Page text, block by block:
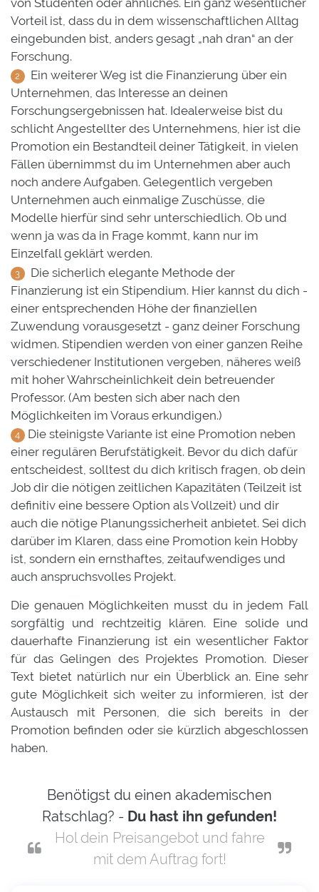
Vorteil ist, dass du in dem wissenschaftlichen Alltag
eingebunden bist, anders gesagt „nah dran“ an der
Forschung.
Ein weiterer Weg ist die Finanzierung über ein
Unternehmen, das Interesse an deinen
Forschungsergebnissen hat. Idealerweise bist du
schlicht Angestellter des Unternehmens, hier ist die
Promotion ein Bestandteil deiner Tätigkeit, in vielen
Fällen übernimmst du im Unternehmen aber auch
noch andere Aufgaben. Gelegentlich vergeben
Unternehmen auch einmalige Zuschüsse, die
Modelle hierfür sind sehr unterschiedlich. Ob und
wenn ja was da in Frage kommt, kann nur im
Einzelfall geklärt werden.
Die sicherlich elegante Methode der
Finanzierung ist ein Stipendium. Hier kannst du dich -
einer entsprechenden Höhe der finanziellen
Zuwendung vorausgesetzt - ganz deiner Forschung
widmen. Stipendien werden von einer ganzen Reihe
verschiedener Institutionen vergeben, näheres weiß
mit hoher Wahrscheinlichkeit dein betreuender
Professor. (Am besten sich aber nach den
Möglichkeiten im Voraus erkundigen.)
Die steinigste Variante ist eine Promotion neben
einer regulären Berufstätigkeit. Bevor du dich dafür
entscheidest, solltest du dich kritisch fragen, ob dein
Job dir die nötigen zeitlichen Kapazitäten (Teilzeit ist
definitiv eine bessere Option als Vollzeit) und dir
auch die nötige Planungssicherheit anbietet. Sei dich
darüber im Klaren, dass eine Promotion kein Hobby
ist, sondern ein ernsthaftes, zeitaufwendiges und
auch anspruchsvolles Projekt.
Die genauen Möglichkeiten musst du in jedem Fall
sorgfältig und rechtzeitig klären. Eine solide und
dauerhafte Finanzierung ist ein wesentlicher Faktor
für das Gelingen des Projektes Promotion. Dieser
Text bietet natürlich nur ein Überblick an. Eine sehr
gute Möglichkeit sich weiter zu informieren, ist der
Austausch mit Personen, die sich bereits in der
Promotion befinden oder sie kürzlich abgeschlossen
haben.
Benötigst du einen akademischen
Ratschlag? - Du hast ihn gefunden!
Hol dein Preisangebot und fahre
mit dem Auftrag fort!